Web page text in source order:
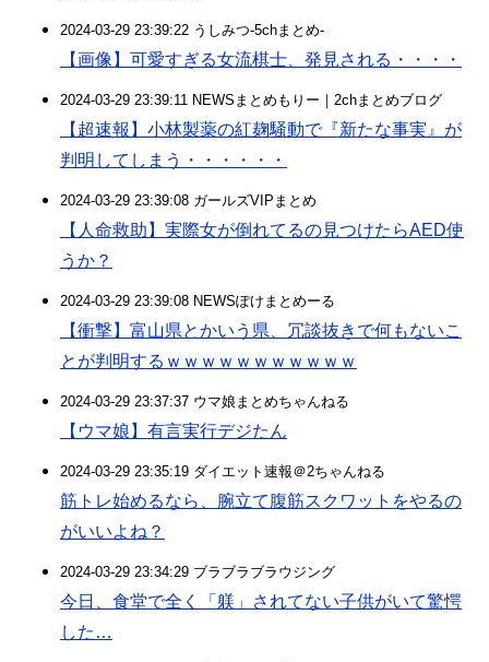
2024-03-29 23:39:22 うしみつ-5chまとめ-
【画像】可愛すぎる女流棋士、発見される・・・・
2024-03-29 23:39:11 NEWSまとめもりー｜2chまとめブログ
【超速報】小林製薬の紅麹騒動で『新たな事実』が
判明してしまう・・・・・・
2024-03-29 23:39:08 ガールズVIPまとめ
【人命救助】実際女が倒れてるの見つけたらAED使
うか？
2024-03-29 23:39:08 NEWSぽけまとめーる
【衝撃】富山県とかいう県、冗談抜きで何もないこ
とが判明するｗｗｗｗｗｗｗｗｗｗｗ
2024-03-29 23:37:37 ウマ娘まとめちゃんねる
【ウマ娘】有言実行デジたん
2024-03-29 23:35:19 ダイエット速報＠2ちゃんねる
筋トレ始めるなら、腕立て腹筋スクワットをやるの
がいいよね？
2024-03-29 23:34:29 ブラブラブラウジング
今日、食堂で全く「躾」されてない子供がいて驚愕
した…